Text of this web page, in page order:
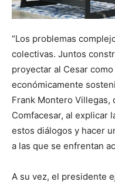
“Los problemas
colectivas. Juntos
proyectar al Cesar
económicamente
Frank Montero
Comfacesar, al explicar
estos diálogos y hacer
a las que se enfrentan
A su vez, el presidente